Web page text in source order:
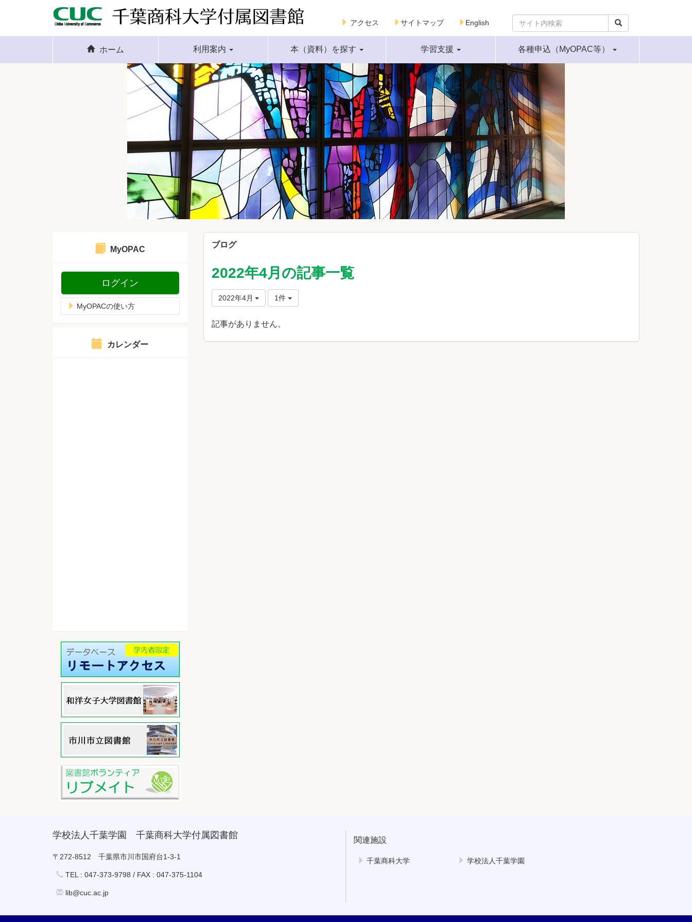
アクセス サイトマップ English
ホーム 利用案内 本（資料）を探す 学習支援 各種申込（MyOPAC等）
ブログ
2022年4月の記事一覧
2022年4月 1件
記事がありません。
MyOPAC
ログイン
MyOPACの使い方
カレンダー
学校法人千葉学園 千葉商科大学付属図書館
〒272-8512 千葉県市川市国府台1-3-1
TEL : 047-373-9798 / FAX : 047-375-1104
lib@cuc.ac.jp
関連施設
千葉商科大学 学校法人千葉学園